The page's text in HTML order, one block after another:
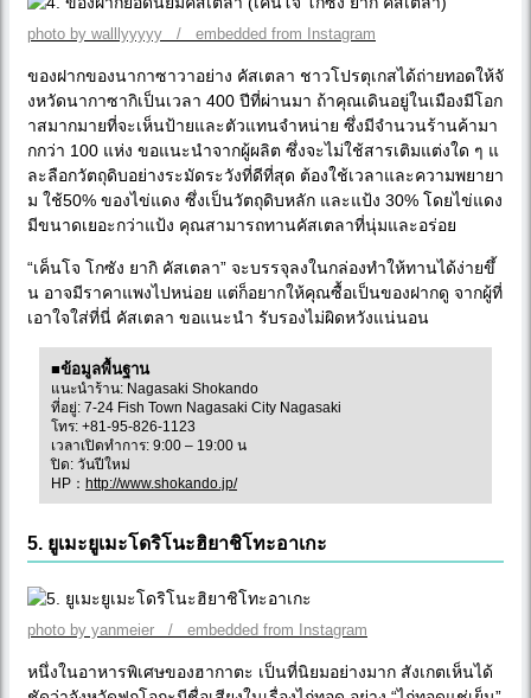
photo by walllyyyyy / embedded from Instagram
ของฝากของนากาซาวาอย่าง คัสเตลา ชาวโปรตุเกสได้ถ่ายทอดให้จั
งหวัดนากาซากิเป็นเวลา 400 ปีที่ผ่านมา ถ้าคุณเดินอยู่ในเมืองมีโอก
าสมากมายที่จะเห็นป้ายและตัวแทนจำหน่าย ซึ่งมีจำนวนร้านค้ามา
กกว่า 100 แห่ง ขอแนะนำจากผู้ผลิต ซึ่งจะไม่ใช้สารเติมแต่งใด ๆ แ
ละลือกวัตถุดิบอย่างระมัดระวังที่ดีที่สุด ต้องใช้เวลาและความพยายา
ม ใช้50% ของไข่แดง ซึ่งเป็นวัตถุดิบหลัก และแป้ง 30% โดยไข่แดง
มีขนาดเยอะกว่าแป้ง คุณสามารถทานคัสเตลาที่นุ่มและอร่อย
“เค็นโจ โกซัง ยากิ คัสเตลา” จะบรรจุลงในกล่องทำให้ทานได้ง่ายขึ้
น อาจมีราคาแพงไปหน่อย แต่ก็อยากให้คุณซื้อเป็นของฝากดู จากผู้ที่
เอาใจใส่ที่นี่ คัสเตลา ขอแนะนำ รับรองไม่ผิดหวังแน่นอน
■ข้อมูลพื้นฐาน
แนะนำร้าน: Nagasaki Shokando
ที่อยู่: 7-24 Fish Town Nagasaki City Nagasaki
โทร: +81-95-826-1123
เวลาเปิดทำการ: 9:00 – 19:00 น
ปิด: วันปีใหม่
HP： http://www.shokando.jp/
5. ยูเมะยูเมะโดริโนะฮิยาชิโทะอาเกะ
photo by yanmeier / embedded from Instagram
หนึ่งในอาหารพิเศษของฮากาตะ เป็นที่นิยมอย่างมาก สังเกตเห็นได้